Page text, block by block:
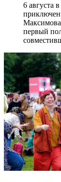
6 августа
первый